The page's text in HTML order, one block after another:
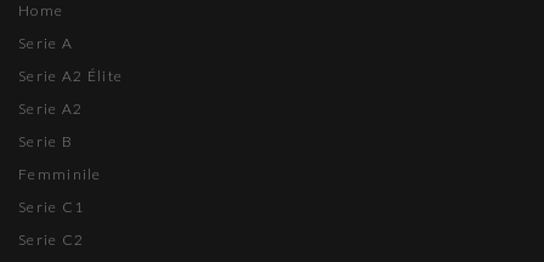
Home
Serie A
Serie A2 Élite
Serie A2
Serie B
Femminile
Serie C1
Serie C2